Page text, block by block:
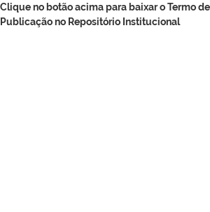
Clique no botão acima para baixar o Termo
Publicação no Repositório Institucional